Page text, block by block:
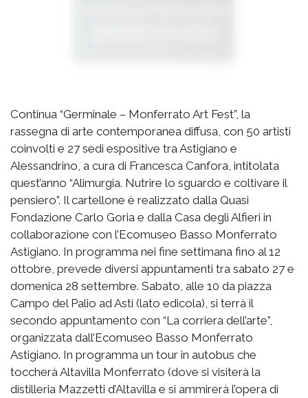
Continua “Germinale – Monferrato Art Fest”, la
rassegna di arte contemporanea diffusa, con 50 artisti
coinvolti e 27 sedi espositive tra Astigiano e
Alessandrino, a cura di Francesca Canfora, intitolata
quest’anno “Alimurgia. Nutrire lo sguardo e coltivare il
pensiero”. Il cartellone è realizzato dalla Quasi
Fondazione Carlo Goria e dalla Casa degli Alfieri in
collaborazione con l’Ecomuseo Basso Monferrato
Astigiano. In programma nei fine settimana fino al 12
ottobre, prevede diversi appuntamenti tra sabato 27 e
domenica 28 settembre. Sabato, alle 10 da piazza
Campo del Palio ad Asti (lato edicola), si terrà il
secondo appuntamento con “La corriera dell’arte”,
organizzata dall’Ecomuseo Basso Monferrato
Astigiano. In programma un tour in autobus che
toccherà Altavilla Monferrato (dove si visiterà la
distilleria Mazzetti d’Altavilla e si ammirerà l’opera di